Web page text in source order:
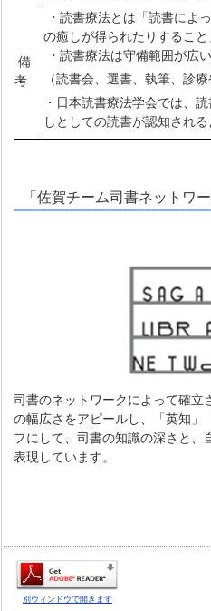
備
考
・読書療法とは「読書によ
の癒しが得られたりすること
・読書療法は守備範囲が広
（読書会、選書、執筆、診
・日本読書療法学会では、
しとしての読書が認知され
「佐賀チーム司書ネットワ
司書のネットワークによって確
の幅広さをアピールし、「英知」
フにして、司書の知識の深さと、
表現しています。
別ウィンドウで開きます